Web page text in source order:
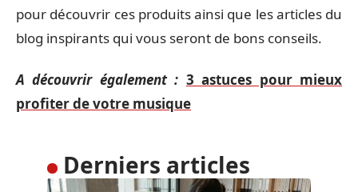
pour découvrir ces produits ainsi que les articles du
blog inspirants qui vous seront de bons conseils.
A découvrir également : 3 astuces pour mieux
profiter de votre musique
Derniers articles